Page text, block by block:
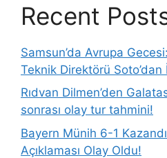
Recent
Samsun’da Avrupa
Teknik Direktörü Soto’dan
Rıdvan Dilmen’den
sonrası olay tur tahmini!
Bayern Münih 6-1
Açıklaması Olay Oldu!